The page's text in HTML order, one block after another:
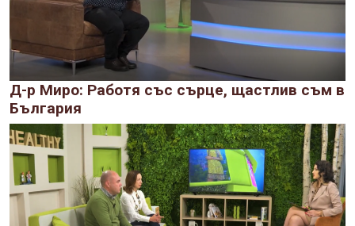
Д-р Миро: Работя със сърце, щастлив съм в
България